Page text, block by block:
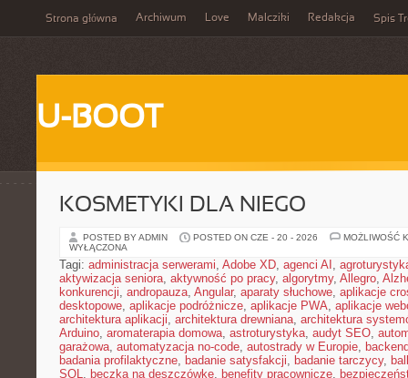
Strona główna Archiwum Love Malcziki Redakcja Spis
U-BOOT
KOSMETYKI DLA NIEGO
POSTED BY ADMIN POSTED ON CZE - 20 - 2026
MOŻLIWOŚĆ
WYŁĄCZONA
Tagi: administracja serwerami, Adobe XD, agenci AI ,
aktywizacja seniora, aktywność po pracy, algorytmy, Allegro,
konkurencji, andropauza, Angular, aparaty słuchowe, aplikacje
desktopowe, aplikacje podróżnicze, aplikacje PWA, aplikacje
architektura aplikacji, architektura drewniana, architektura
Arduino, aromaterapia domowa, astroturystyka, audyt SEO,
garażowa, automatyzacja no-code, autostrady w Europie,
badania profilaktyczne, badanie satysfakcji, badanie tarczycy,
SQL, beczka na deszczówkę, benefity pracownicze,